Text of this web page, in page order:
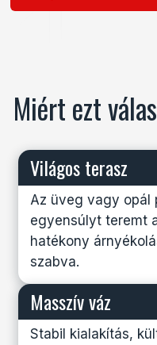
Miért ezt
Világos terasz
Az üveg vagy opál
egyensúlyt teremt
hatékony
szabva.
Masszív váz
Stabil kialakítás,